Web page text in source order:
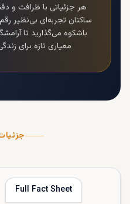
هر جزئیاتی با ظرافت و
ساکنان تجربه‌ای بی‌نظیر
باشکوه می‌گذارید تا
معیاری تازه برای
Full Fact Sheet